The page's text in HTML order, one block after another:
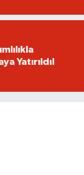
Yatırıldı!